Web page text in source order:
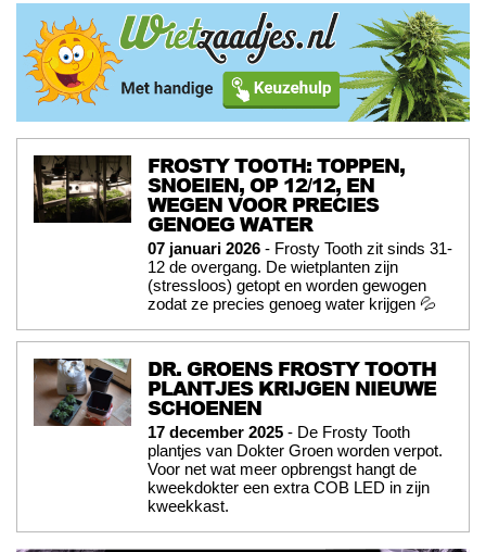
FROSTY TOOTH: TOPPEN,
SNOEIEN, OP 12/12, EN
WEGEN VOOR PRECIES
GENOEG WATER
07 januari 2026 - Frosty Tooth zit sinds 31-
12 de overgang. De wietplanten zijn
(stressloos) getopt en worden gewogen
zodat ze precies genoeg water krijgen 💦
DR. GROENS FROSTY TOOTH
PLANTJES KRIJGEN NIEUWE
SCHOENEN
17 december 2025 - De Frosty Tooth
plantjes van Dokter Groen worden verpot.
Voor net wat meer opbrengst hangt de
kweekdokter een extra COB LED in zijn
kweekkast.